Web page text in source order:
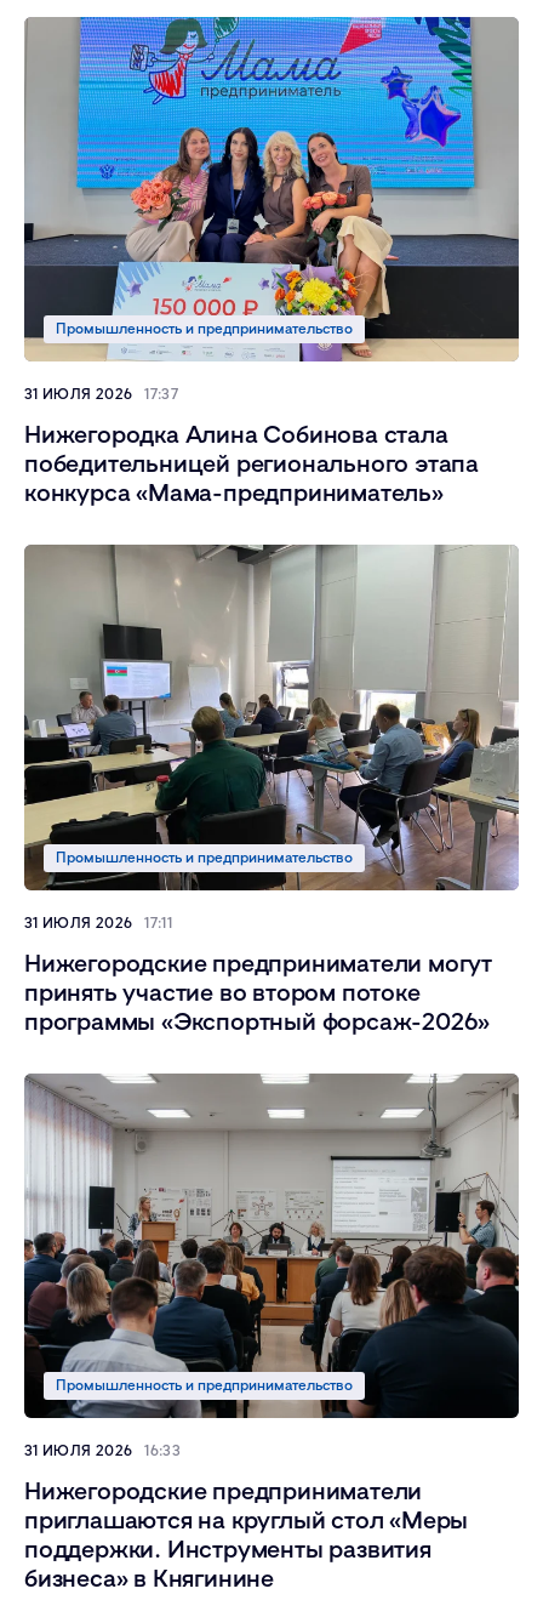
Нижегородка Алина Собинова стала
победительницей регионального этапа
конкурса «Мама-предприниматель»
Промышленность и предпринимательство
31 ИЮЛЯ 2026 17:37
Нижегородские предприниматели могут
принять участие во втором потоке
программы «Экспортный форсаж-2026»
Промышленность и предпринимательство
31 ИЮЛЯ 2026 17:11
Нижегородские предприниматели
приглашаются на круглый стол «Меры
поддержки. Инструменты развития
бизнеса» в Княгинине
Промышленность и предпринимательство
31 ИЮЛЯ 2026 16:33